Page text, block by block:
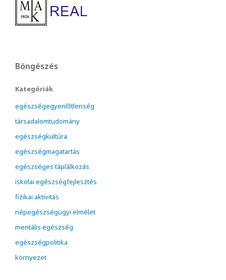
Böngészés
Kategóriák
egészségegyenlőtlenség
társadalomtudomány
egészségkultúra
egészségmagatartás
egészséges táplálkozás
iskolai egészségfejlesztés
fizikai aktivitás
népegészségügyi elmélet
mentális egészség
egészségpolitika
környezet